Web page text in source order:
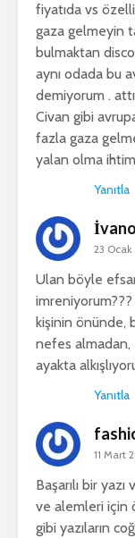
fiyatıda vs
gaza gelmeyin
bulmaktan
aynı odada bu
demiyorum .
Civan gibi
fazla gaza
yalan olma
Yanıtla
23 Ocak
Ulan böyle
kişinin önünde,
nefes almadan,
ayakta
Yanıtla
11 Mart
Başarılı bir
ve alemleri için
gibi yazıların